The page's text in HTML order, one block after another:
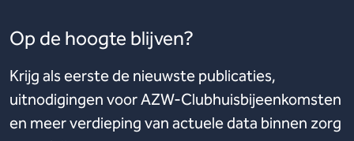
Op de hoogte blijven?
Krijg als eerste de nieuwste publicaties,
uitnodigingen voor AZW-Clubhuisbijeenkomsten
en meer verdieping van actuele data binnen zorg